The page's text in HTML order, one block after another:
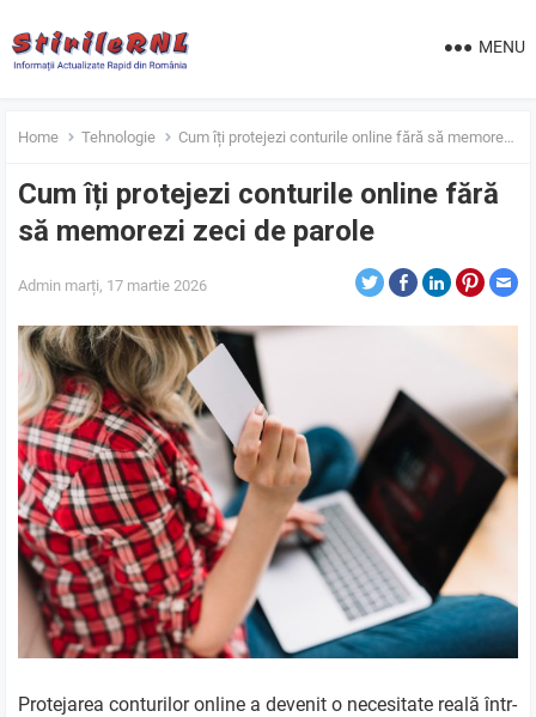
MENU
Home Tehnologie Cum îți protejezi conturile online fără să memorezi zeci de parole
Cum îți protejezi conturile online fără
să memorezi zeci de parole
Admin marți, 17 martie 2026
Protejarea conturilor online a devenit o necesitate reală într-